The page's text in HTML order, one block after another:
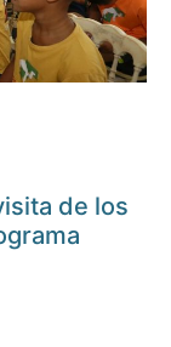
de los